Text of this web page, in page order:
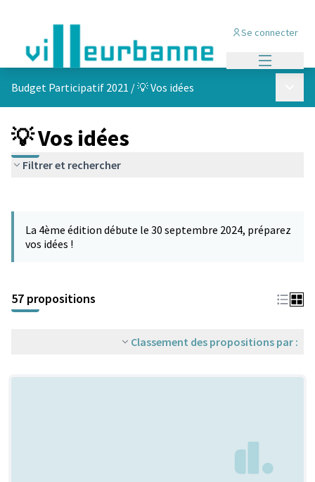
Se connecter
Budget Participatif 2021 /💡 Vos idées
💡 Vos idées
Filtrer et rechercher
La 4ème édition débute le 30 septembre 2024, préparez
vos idées !
57 propositions
Classement des propositions par :